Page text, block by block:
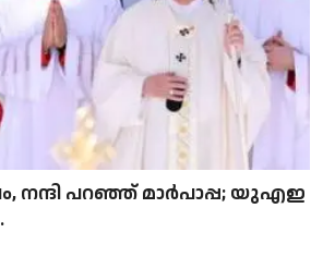
നന്ദി പറഞ്ഞ് മാർപാപ്പ; യുഎഇ